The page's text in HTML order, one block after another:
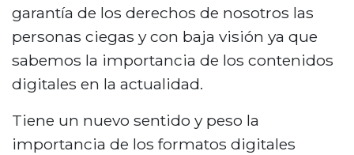
garantía de los derechos de nosotros las
personas ciegas y con baja visión ya que
sabemos la importancia de los contenidos
digitales en la actualidad.
Tiene un nuevo sentido y peso la
importancia de los formatos digitales